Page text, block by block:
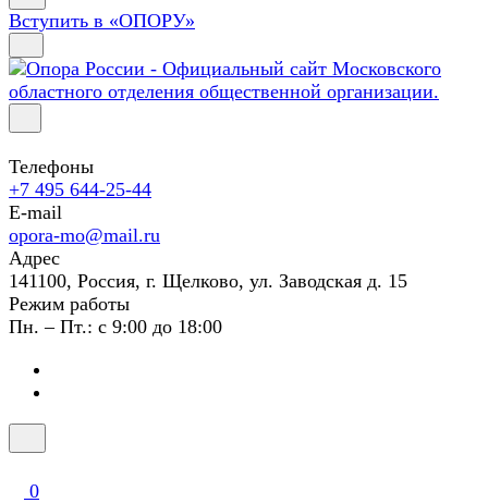
Вступить в «ОПОРУ»
Телефоны
+7 495 644-25-44
E-mail
opora-mo@mail.ru
Адрес
141100, Россия, г. Щелково, ул. Заводская д. 15
Режим работы
Пн. – Пт.: с 9:00 до 18:00
0